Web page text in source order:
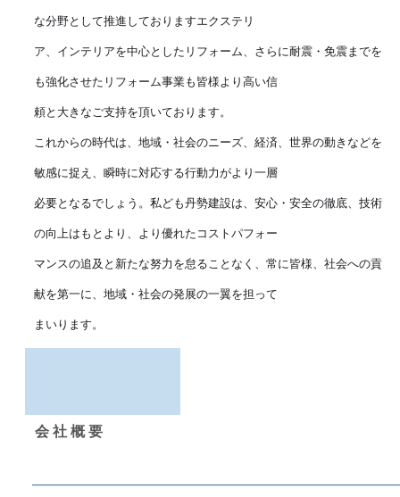
な分野として推進しておりますエクステリ
ア、インテリアを中心としたリフォーム、さらに耐震・免震までを
も強化させたリフォーム事業も皆様より高い信
頼と大きなご支持を頂いております。
これからの時代は、地域・社会のニーズ、経済、世界の動きなどを
敏感に捉え、瞬時に対応する行動力がより一層
必要となるでしょう。私ども丹勢建設は、安心・安全の徹底、技術
の向上はもとより、より優れたコストパフォー
マンスの追及と新たな努力を怠ることなく、常に皆様、社会への貢
献を第一に、地域・社会の発展の一翼を担って
まいります。
会社概要